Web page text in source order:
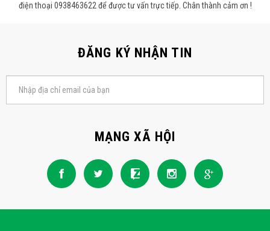
điện thoại 0938463622 để được tư vấn trực tiếp. Chân thành cảm ơn !
ĐĂNG KÝ NHẬN TIN
MẠNG XÃ HỘI